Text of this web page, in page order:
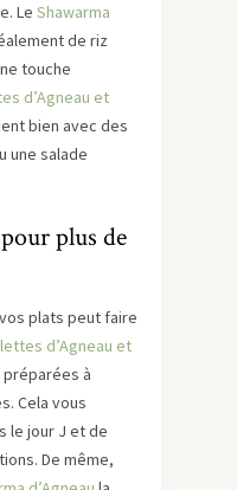
Le Shawarma
de riz
touche
d’Agneau et
bien avec des
une salade
plus de
plats peut faire
d’Agneau et
à
Cela vous
le jour J et de
De même,